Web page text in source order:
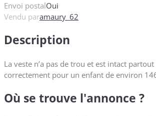
Envoi postalOui
Vendu paramaury_62
Description
La veste n’a pas de trou et est intact
correctement pour un enfant de environ
Où se trouve l'annonce ?